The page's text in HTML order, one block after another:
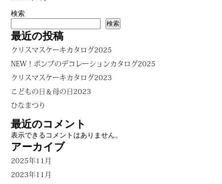
検索
検索
最近の投稿
クリスマスケーキカタログ2025
NEW！ボンブのデコレーションカタログ2025
クリスマスケーキカタログ2023
こどもの日＆母の日2023
ひなまつり
最近のコメント
表示できるコメントはありません。
アーカイブ
2025年11月
2023年11月